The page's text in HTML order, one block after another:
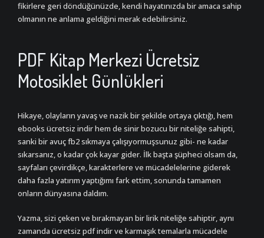
fikirlere geri döndüğünüzde, kendi hayatınızda bir amaca sahip
olmanın ne anlama geldiğini merak edebilirsiniz.
PDF Kitap Merkezi Ücretsiz
Motosiklet Günlükleri
Hikaye, olayların yavaş ve nazik bir şekilde ortaya çıktığı, hem
ebooks ücretsiz indir hem de sinir bozucu bir niteliğe sahipti,
sanki bir avuç fb2 sıkmaya çalışıyormuşsunuz gibi- ne kadar
sıkarsanız, o kadar çok kayar gider. İlk başta şüpheci olsam da,
sayfaları çevirdikçe, karakterlere ve mücadelelerine giderek
daha fazla yatırım yaptığımı fark ettim, sonunda tamamen
onların dünyasına daldım.
Yazma, sizi çeken ve bırakmayan bir lirik niteliğe sahiptir, aynı
zamanda ücretsiz pdf indir ve karmaşık temalarla mücadele